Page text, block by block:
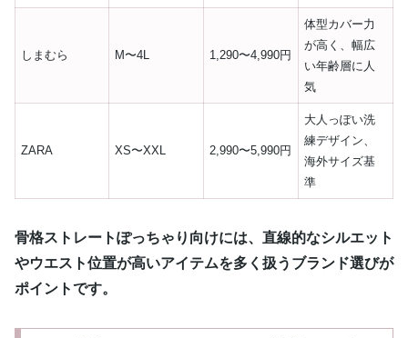
しまむら M〜4L 1,290〜4,990円
体型カバー力
が高く、幅広
い年齢層に人
気
ZARA XS〜XXL 2,990〜5,990円
大人っぽい洗
練デザイン、
海外サイズ基
準
骨格ストレートぽっちゃり向けには、直線的なシルエット
やウエスト位置が高いアイテムを多く扱うブランド選びが
ポイントです。